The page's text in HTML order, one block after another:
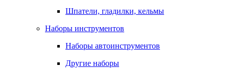
Шпатели, гладилки, кельмы
Наборы инструментов
Наборы автоинструментов
Другие наборы